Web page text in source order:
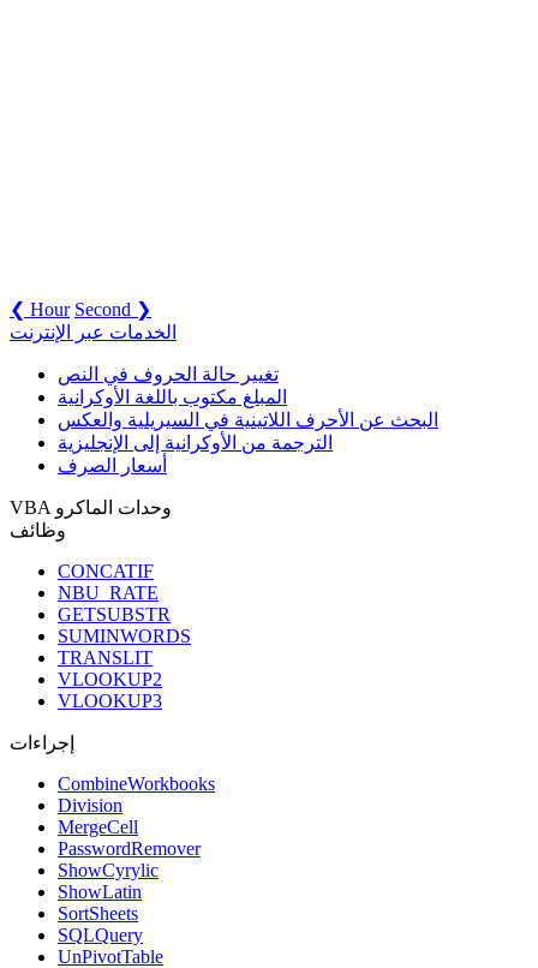
❮ Hour Second ❯
الخدمات عبر الإنترنت
تغيير حالة الحروف في النص
المبلغ مكتوب باللغة الأوكرانية
البحث عن الأحرف اللاتينية في السيريلية والعكس
الترجمة من الأوكرانية إلى الإنجليزية
أسعار الصرف
VBA وحدات الماكرو
وظائف
CONCATIF
NBU_RATE
GETSUBSTR
SUMINWORDS
TRANSLIT
VLOOKUP2
VLOOKUP3
إجراءات
CombineWorkbooks
Division
MergeCell
PasswordRemover
ShowCyrylic
ShowLatin
SortSheets
SQLQuery
UnPivotTable